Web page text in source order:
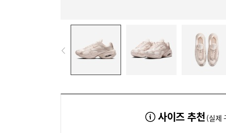
사이즈 추천 (실제